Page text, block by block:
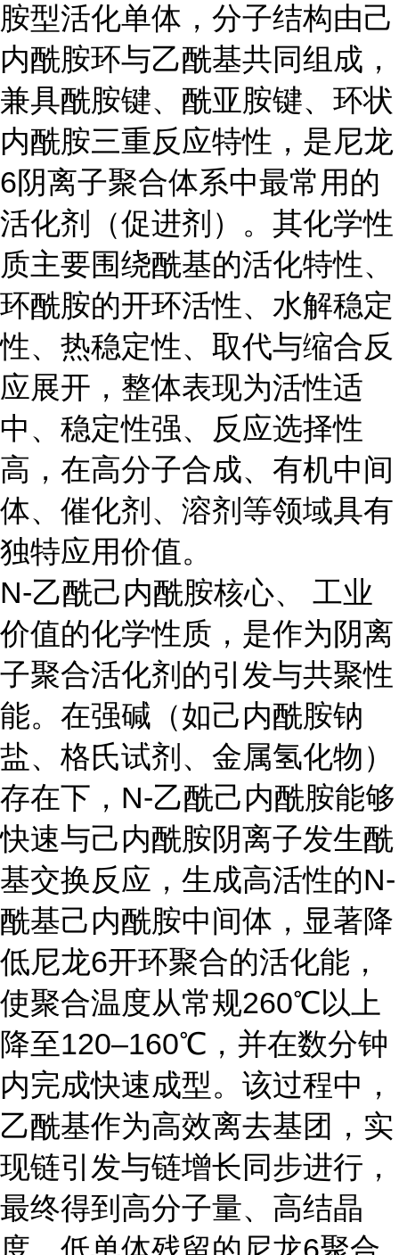
胺型活化单体，分子结构由己
内酰胺环与乙酰基共同组成，
兼具酰胺键、酰亚胺键、环状
内酰胺三重反应特性，是尼龙
6阴离子聚合体系中最常用的
活化剂（促进剂）。其化学性
质主要围绕酰基的活化特性、
环酰胺的开环活性、水解稳定
性、热稳定性、取代与缩合反
应展开，整体表现为活性适
中、稳定性强、反应选择性
高，在高分子合成、有机中间
体、催化剂、溶剂等领域具有
独特应用价值。
N-乙酰己内酰胺核心、 工业
价值的化学性质，是作为阴离
子聚合活化剂的引发与共聚性
能。在强碱（如己内酰胺钠
盐、格氏试剂、金属氢化物）
存在下，N-乙酰己内酰胺能够
快速与己内酰胺阴离子发生酰
基交换反应，生成高活性的N-
酰基己内酰胺中间体，显著降
低尼龙6开环聚合的活化能，
使聚合温度从常规260℃以上
降至120–160℃，并在数分钟
内完成快速成型。该过程中，
乙酰基作为高效离去基团，实
现链引发与链增长同步进行，
最终得到高分子量、高结晶